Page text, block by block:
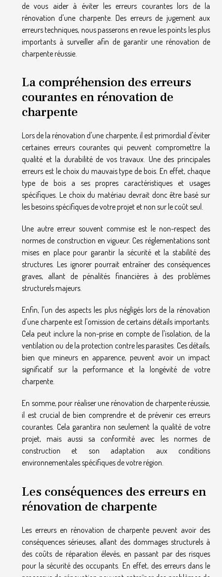
de vous aider à éviter les erreurs courantes lors de la
rénovation d'une charpente. Des erreurs de jugement aux
erreurs techniques, nous passerons en revue les points les plus
importants à surveiller afin de garantir une rénovation de
charpente réussie.
La compréhension des erreurs
courantes en rénovation de
charpente
Lors de la rénovation d'une charpente, il est primordial d'éviter
certaines erreurs courantes qui peuvent compromettre la
qualité et la durabilité de vos travaux. Une des principales
erreurs est le choix du mauvais type de bois. En effet, chaque
type de bois a ses propres caractéristiques et usages
spécifiques. Le choix du matériau devrait donc être basé sur
les besoins spécifiques de votre projet et non sur le coût seul.
Une autre erreur souvent commise est le non-respect des
normes de construction en vigueur. Ces réglementations sont
mises en place pour garantir la sécurité et la stabilité des
structures. Les ignorer pourrait entraîner des conséquences
graves, allant de pénalités financières à des problèmes
structurels majeurs.
Enfin, l'un des aspects les plus négligés lors de la rénovation
d'une charpente est l'omission de certains détails importants.
Cela peut inclure la non-prise en compte de l'isolation, de la
ventilation ou de la protection contre les parasites. Ces détails,
bien que mineurs en apparence, peuvent avoir un impact
significatif sur la performance et la longévité de votre
charpente.
En somme, pour réaliser une rénovation de charpente réussie,
il est crucial de bien comprendre et de prévenir ces erreurs
courantes. Cela garantira non seulement la qualité de votre
projet, mais aussi sa conformité avec les normes de
construction et son adaptation aux conditions
environnementales spécifiques de votre région.
Les conséquences des erreurs en
rénovation de charpente
Les erreurs en rénovation de charpente peuvent avoir des
conséquences sérieuses, allant des dommages structurels à
des coûts de réparation élevés, en passant par des risques
pour la sécurité des occupants. En effet, des erreurs dans le